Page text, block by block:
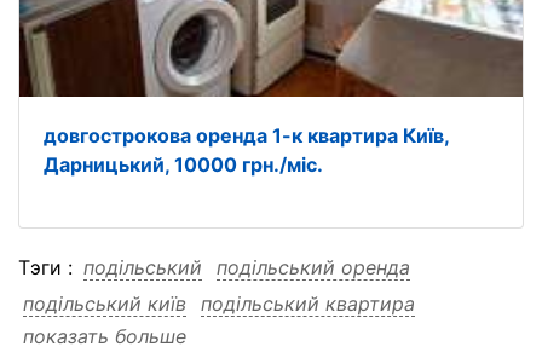
довгострокова оренда 1-к квартира Київ,
Дарницький, 10000 грн./міс.
Тэги : подільський
подільський оренда
подільський київ
подільський квартира
подільський довгострокова
показать больше